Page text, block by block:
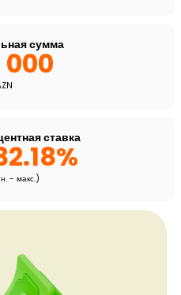
сумма
000
ставка
- макс.)